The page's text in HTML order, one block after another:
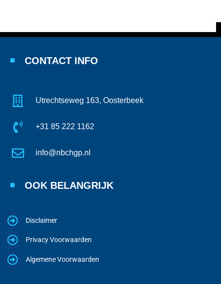
CONTACT INFO
Utrechtseweg 163, Oosterbeek
+31 85 222 1162
info@nbchgp.nl
OOK BELANGRIJK
Disclaimer
Privacy Voorwaarden
Algemene Voorwaarden